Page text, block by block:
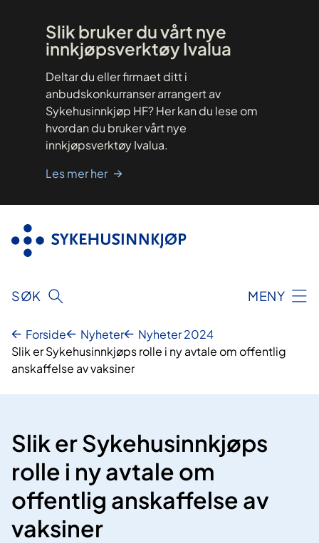
Slik bruker du vårt nye
innkjøpsverktøy Ivalua
Deltar du eller firmaet ditt i
anbudskonkurranser arrangert av
Sykehusinnkjøp HF? Her kan du lese om
hvordan du bruker vårt nye
innkjøpsverktøy Ivalua.
Les mer her
SØK MENY
Forside Nyheter
Nyheter 2024
Slik er Sykehusinnkjøps rolle i ny avtale om offentlig
anskaffelse av vaksiner
Slik er Sykehusinnkjøps
rolle i ny avtale om
offentlig anskaffelse av
vaksiner